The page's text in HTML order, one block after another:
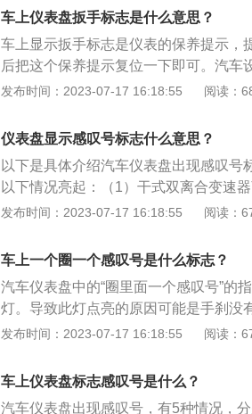
力传感器故障等。需要前往4S店进行检
色齿轮里面有感叹号，这是自动变速器
箱润滑油低于正常范围。需及时更换变
感叹号，这个代表着轮胎气压监测警示
就会亮起。需检查汽车胎压，将胎压恢
处理，也可以自行检查，重点检查是转
看是哪里出现了问题。还有一种红色感
制动系统的警示，主要有制动系统发生
车上仪表盘扳手标志是什么意思？
车上显示扳手标志是仪表的保养提示，
后把这个保养提示复位一下即可。汽车
后，提醒司机对车辆进行保养。1、保
养的周期：汽车的保养周期在车辆出厂
数“小扳手”就会出现，提醒驾驶人及时
驶5000—8000公里，而原厂设定的周
是正常保养，自己就可以动手把“小扳手
发布时间：2023-07-17 16:18:55 阅读：
仪表盘显示感叹号标志什么意思？
以下是具体介绍汽车仪表盘出现感叹号
以下情况亮起：（1）干式双离合变速
故障。（3）驻车传感器故障。（4）外
熄灭。（2）当拉起手制动时亮起，放
中亮起。（4）制动系统发生故障亮起。
发布时间：2023-07-17 16:18:55 阅读：
车上一个圈一个感叹号是什么标志？
汽车仪表盘中的“圈里面一个感叹号”的
灯。导致此灯点亮的原因可能是手刹没
思就是虽然放下了手刹，但是手刹没有
况下，可能是制动器的摩擦片严重磨损
快检修。汽车仪表盘指示灯是反映汽车
发布时间：2023-07-17 16:18:55 阅读：
车上仪表盘标志感叹号是什么？
汽车仪表盘出现感叹号，有5种情况，